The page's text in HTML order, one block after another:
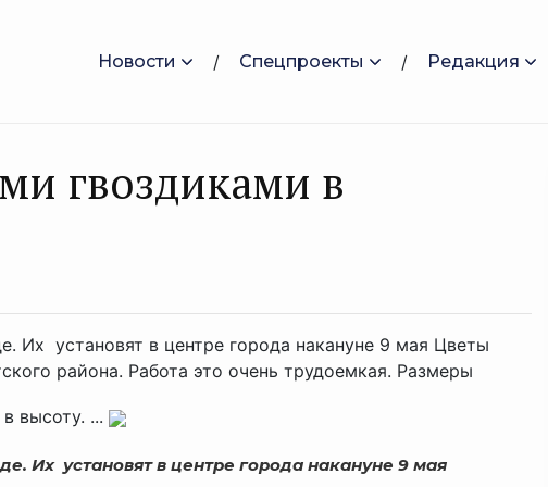
Новости Спецпроекты Редакция
гвоздиками в
Их установят в центре города накануне 9 мая Цветы
района. Работа это очень трудоемкая. Размеры
высоту. ...
Их установят в центре города накануне 9 мая